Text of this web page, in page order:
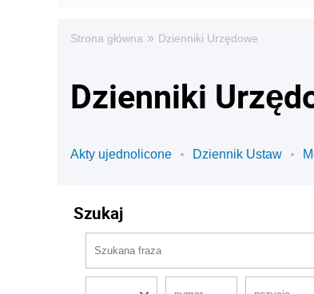
Strona główna » Dzienniki Urzędowe
Dzienniki
Akty ujednolicone Dziennik Ustaw
Szukaj